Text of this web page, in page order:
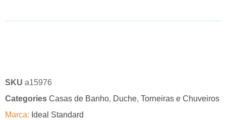
SKU a15976
Categories Casas de Banho, Duche, Torneiras e Chuveiros
Marca: Ideal Standard